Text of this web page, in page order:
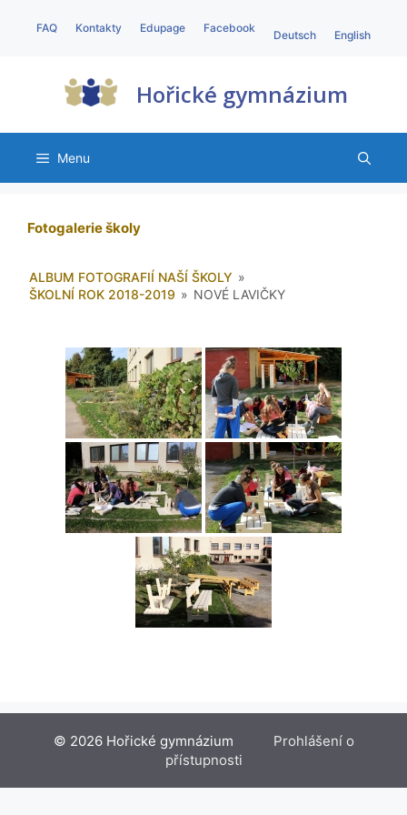
FAQ Kontakty Edupage Facebook
Deutsch English
Hořické gymnázium
Menu
Fotogalerie školy
ALBUM FOTOGRAFIÍ NAŠÍ ŠKOLY »
ŠKOLNÍ ROK 2018-2019 » NOVÉ LAVIČKY
© 2026 Hořické gymnázium Prohlášení o
přístupnosti